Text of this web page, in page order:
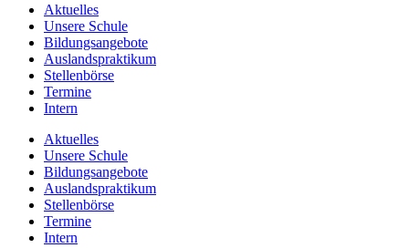
Aktuelles
Unsere Schule
Bildungsangebote
Auslandspraktikum
Stellenbörse
Termine
Intern
Aktuelles
Unsere Schule
Bildungsangebote
Auslandspraktikum
Stellenbörse
Termine
Intern